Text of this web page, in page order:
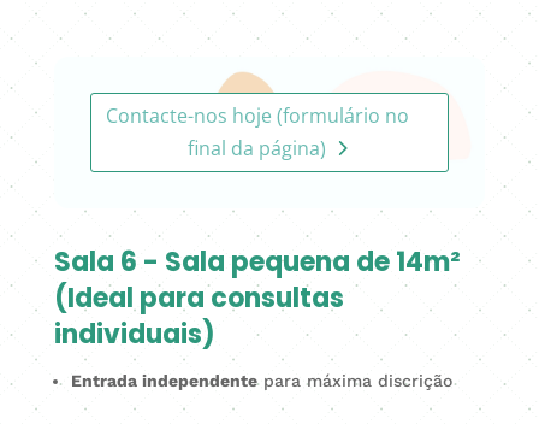
Contacte-nos hoje (formulário no
final da página)
Sala 6 - Sala pequena de 14m²
(Ideal para consultas
individuais)
Entrada independentepara máxima discrição